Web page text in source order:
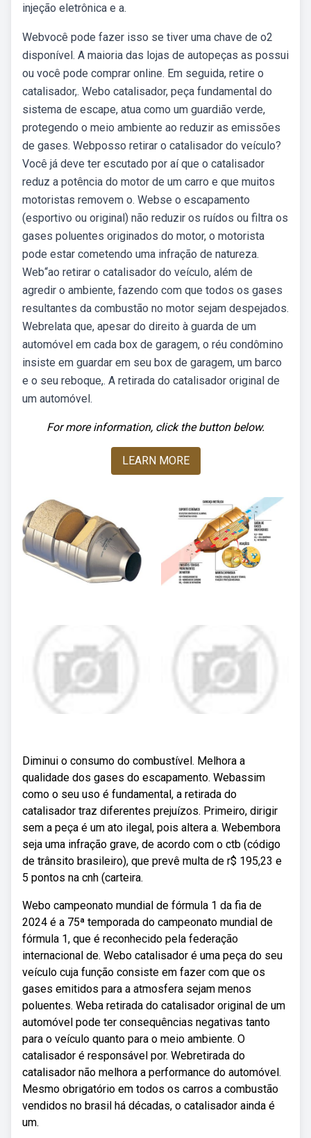
injeção eletrônica e a.
Webvocê pode fazer isso se tiver uma chave de o2
disponível. A maioria das lojas de autopeças as possui
ou você pode comprar online. Em seguida, retire o
catalisador,. Webo catalisador, peça fundamental do
sistema de escape, atua como um guardião verde,
protegendo o meio ambiente ao reduzir as emissões
de gases. Webposso retirar o catalisador do veículo?
Você já deve ter escutado por aí que o catalisador
reduz a potência do motor de um carro e que muitos
motoristas removem o. Webse o escapamento
(esportivo ou original) não reduzir os ruídos ou filtra os
gases poluentes originados do motor, o motorista
pode estar cometendo uma infração de natureza.
Web“ao retirar o catalisador do veículo, além de
agredir o ambiente, fazendo com que todos os gases
resultantes da combustão no motor sejam despejados.
Webrelata que, apesar do direito à guarda de um
automóvel em cada box de garagem, o réu condômino
insiste em guardar em seu box de garagem, um barco
e o seu reboque,. A retirada do catalisador original de
um automóvel.
For more information, click the button below.
LEARN MORE
Diminui o consumo do combustível. Melhora a
qualidade dos gases do escapamento. Webassim
como o seu uso é fundamental, a retirada do
catalisador traz diferentes prejuízos. Primeiro, dirigir
sem a peça é um ato ilegal, pois altera a. Webembora
seja uma infração grave, de acordo com o ctb (código
de trânsito brasileiro), que prevê multa de r$ 195,23 e
5 pontos na cnh (carteira.
Webo campeonato mundial de fórmula 1 da fia de
2024 é a 75ª temporada do campeonato mundial de
fórmula 1, que é reconhecido pela federação
internacional de. Webo catalisador é uma peça do seu
veículo cuja função consiste em fazer com que os
gases emitidos para a atmosfera sejam menos
poluentes. Weba retirada do catalisador original de um
automóvel pode ter consequências negativas tanto
para o veículo quanto para o meio ambiente. O
catalisador é responsável por. Webretirada do
catalisador não melhora a performance do automóvel.
Mesmo obrigatório em todos os carros a combustão
vendidos no brasil há décadas, o catalisador ainda é
um.